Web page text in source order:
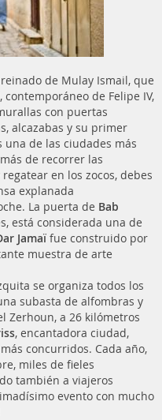
de Mulay Ismail, que
de Felipe IV,
con puertas
alcazabas y su primer
una de las ciudades más
de recorrer las
en los zocos, debes
explanada
La puerta de Bab
está considerada una de
Jamaï fue construido por
muestra de arte
se organiza todos los
subasta de alfombras y
Zerhoun, a 26 kilómetros
, encantadora ciudad,
concurridos. Cada año,
miles de fieles
también a viajeros
evento con mucho